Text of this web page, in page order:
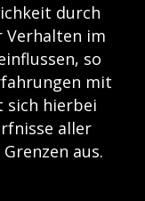
durch
Verhalten im
so
mit
sich hierbei
aller
aus.